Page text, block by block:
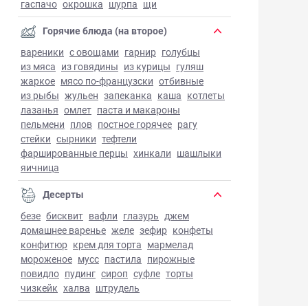
гаспачо окрошка шурпа щи
Горячие блюда (на второе)
вареники с овощами гарнир голубцы
из мяса из говядины из курицы гуляш
жаркое мясо по-французски отбивные
из рыбы жульен запеканка каша котлеты
лазанья омлет паста и макароны
пельмени плов постное горячее рагу
стейки сырники тефтели
фаршированные перцы хинкали шашлыки
яичница
Десерты
безе бисквит вафли глазурь джем
домашнее варенье желе зефир конфеты
конфитюр крем для торта мармелад
мороженое мусс пастила пирожные
повидло пудинг сироп суфле торты
чизкейк халва штрудель